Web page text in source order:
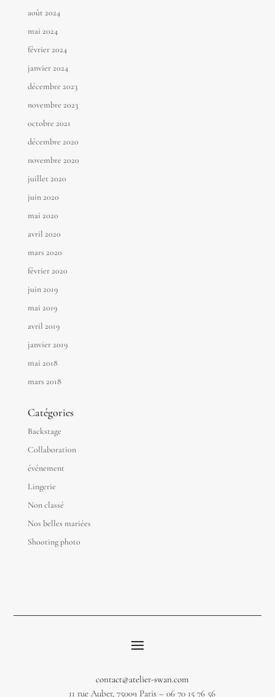
août 2024
mai 2024
février 2024
janvier 2024
décembre 2023
novembre 2023
octobre 2021
décembre 2020
novembre 2020
juillet 2020
juin 2020
mai 2020
avril 2020
mars 2020
février 2020
juin 2019
mai 2019
avril 2019
janvier 2019
mai 2018
mars 2018
Catégories
Backstage
Collaboration
événement
Lingerie
Non classé
Nos belles mariées
Shooting photo
contact@atelier-swan.com
11 rue Auber, 75009 Paris – 06 70 15 76 56